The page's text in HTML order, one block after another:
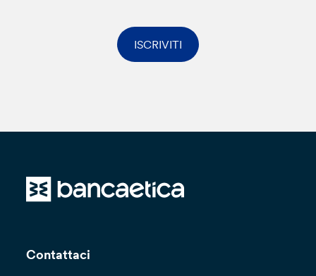
ISCRIVITI
Contattaci